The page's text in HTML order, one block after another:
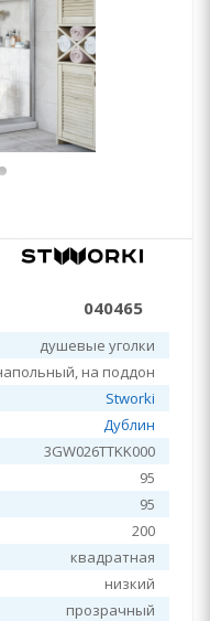
040465
душевые уголки
на поддон
Stworki
Дублин
3GW026TTKK000
95
95
200
квадратная
низкий
прозрачный